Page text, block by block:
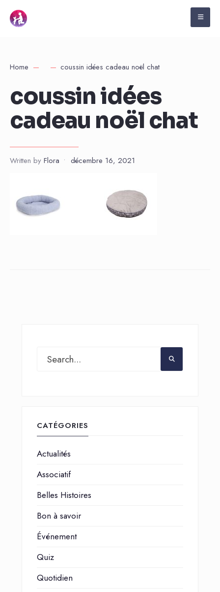
Home coussin idées cadeau noël chat
coussin idées
cadeau noël chat
Written by Flora • décembre 16, 2021
CATÉGORIES
Actualités
Associatif
Belles Histoires
Bon à savoir
Événement
Quiz
Quotidien